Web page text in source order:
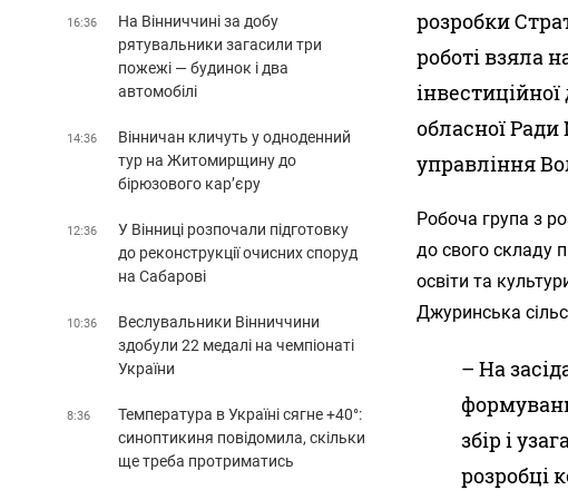
розробки
роботі взяла
обласної
управління
Робоча група з
до свого складу
освіти та
Джуринська
– На
збір і
розробці
16:36
На Вінниччині за добу
рятувальники загасили три
пожежі — будинок і два
автомобілі
14:36
Вінничан кличуть у одноденний
тур на Житомирщину до
бірюзового кар’єру
12:36
У Вінниці розпочали підготовку
до реконструкції очисних споруд
на Сабарові
10:36
Веслувальники Вінниччини
здобули 22 медалі на чемпіонаті
України
8:36
Температура в Україні сягне +40°:
синоптикиня повідомила, скільки
ще треба протриматись